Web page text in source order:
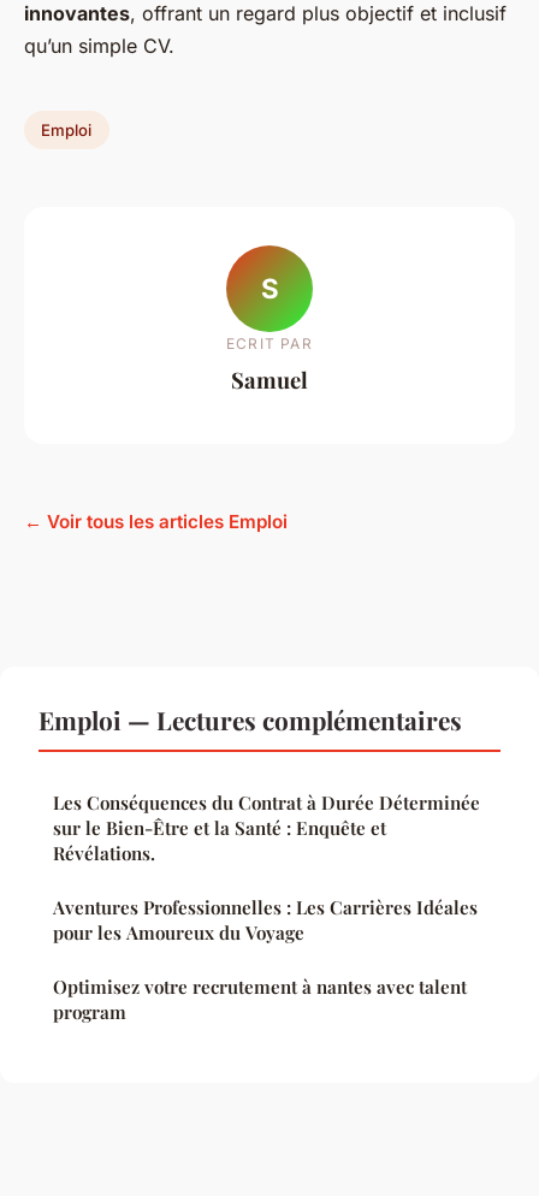
innovantes, offrant un regard plus objectif et inclusif
qu’un simple CV.
Emploi
S
ECRIT PAR
Samuel
← Voir tous les articles Emploi
Emploi — Lectures complémentaires
Les Conséquences du Contrat à Durée Déterminée
sur le Bien-Être et la Santé : Enquête et
Révélations.
Aventures Professionnelles : Les Carrières Idéales
pour les Amoureux du Voyage
Optimisez votre recrutement à nantes avec talent
program